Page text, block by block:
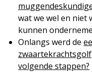
wat we wel en niet
kunnen
Onlangs werd de
zwaartekrachtsgolf
volgende stappen?